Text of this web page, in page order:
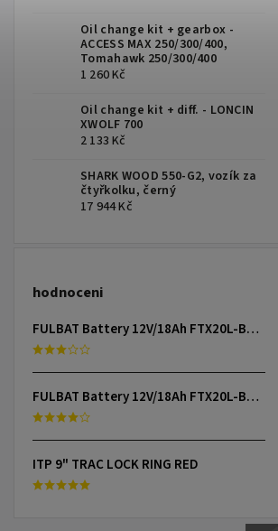
Oil change kit + gearbox -
ACCESS MAX 250/300/400,
Tomahawk 250/300/400
1 260 Kč
Oil change kit + diff. - LONCIN
XWOLF 700
2 133 Kč
SHARK WOOD 550-G2, vozík za
čtyřkolku, černý
17 944 Kč
hodnoceni
FULBAT Battery 12V/18Ah FTX20L-BS (YTX20L-BS) Linhai 300-800, TGB 325-1000, CAN-AM, YAMAHA
FULBAT Battery 12V/18Ah FTX20L-BS (YTX20L-BS) Linhai 300-800, TGB 325-1000, CAN-AM, YAMAHA
ITP 9" TRAC LOCK RING RED